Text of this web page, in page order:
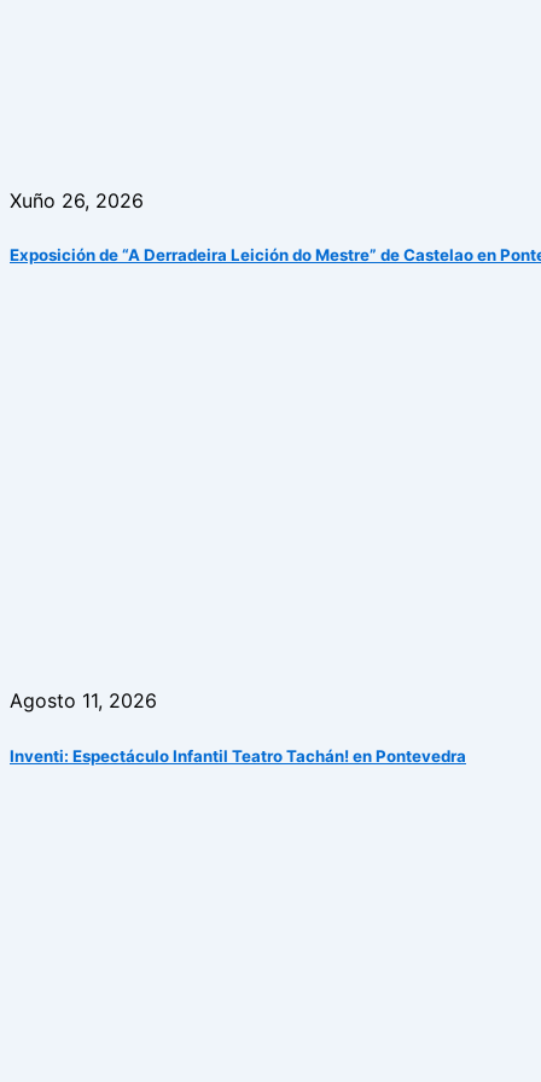
Xuño 26, 2026
Exposición de “A Derradeira Leición do Mestre” de Castelao en
Agosto 11, 2026
Inventi: Espectáculo Infantil Teatro Tachán! en Pontevedra